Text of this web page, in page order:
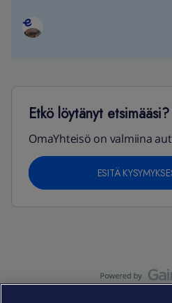
Etkö löytänyt etsimääsi?
OmaYhteisö on valmiina
ESITÄ